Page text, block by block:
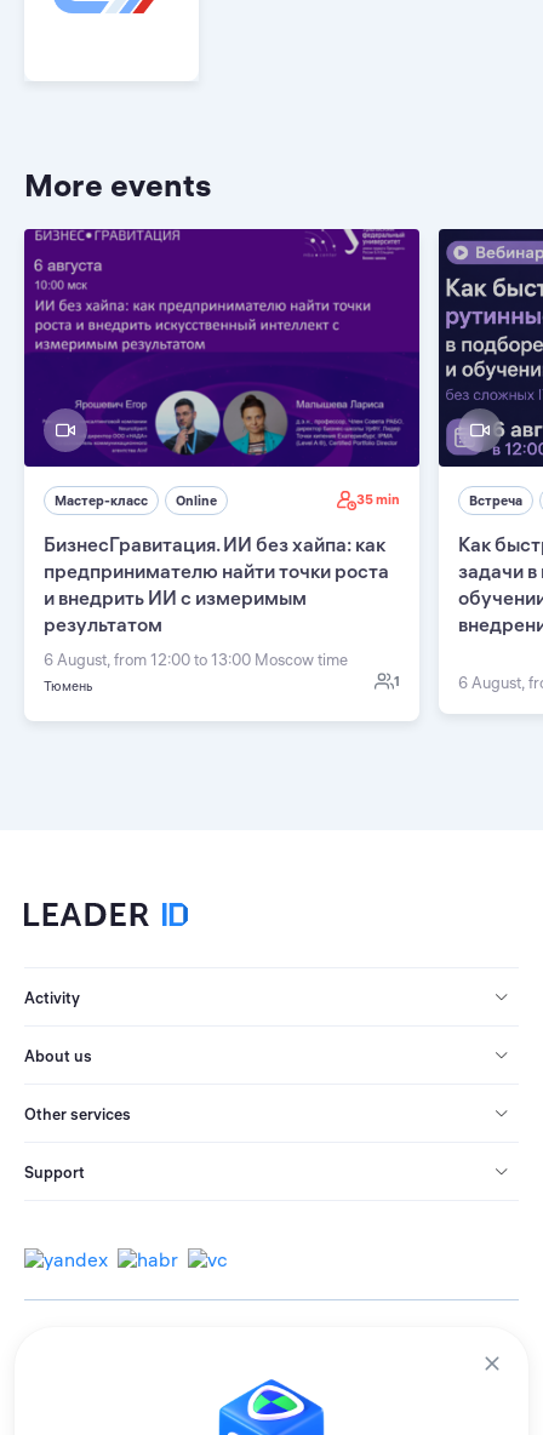
More events
Мастер-класс Online 35 min
БизнесГравитация. ИИ без хайпа: как
предпринимателю найти точки роста
и внедрить ИИ с измеримым
результатом
6 August, from 12:00 to 13:00 Moscow time
Тюмень 1
Встреча
Как
задачи
6 August,
Activity
About us
Other services
Support
Personal data processing policy